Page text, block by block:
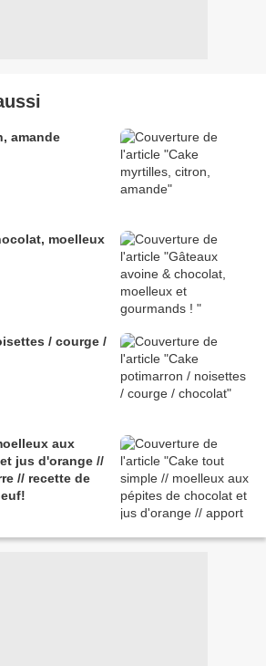
amande
moelleux
/ courge /
aux
jus d'orange //
// recette de